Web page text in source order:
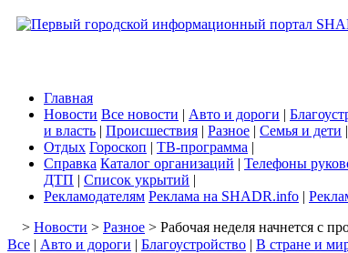
Главная
Новости Все новости | Авто и дороги |
и власть | Происшествия | Разное | Семья и дети |
Отдых Гороскоп | ТВ-программа |
Справка Каталог организаций | Телефоны
ДТП | Список укрытий |
Рекламодателям Реклама на SHADR.info |
> Новости > Разное > Рабочая неделя начнется с
Все | Авто и дороги | Благоустройство | В стране и